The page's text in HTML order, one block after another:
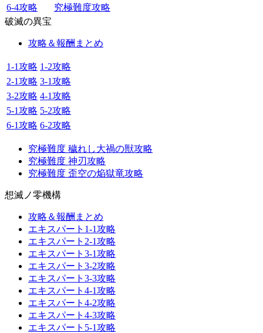
6-4攻略
究極難度攻略
破滅の異宝
攻略＆報酬まとめ
1-1攻略 1-2攻略
2-1攻略 3-1攻略
3-2攻略 4-1攻略
5-1攻略 5-2攻略
6-1攻略 6-2攻略
究極難度 穢れし大禍の獣攻略
究極難度 神刃攻略
究極難度 歪空の焔獄竜攻略
想滅ノ零機構
攻略＆報酬まとめ
エキスパート1-1攻略
エキスパート2-1攻略
エキスパート3-1攻略
エキスパート3-2攻略
エキスパート3-3攻略
エキスパート4-1攻略
エキスパート4-2攻略
エキスパート4-3攻略
エキスパート5-1攻略